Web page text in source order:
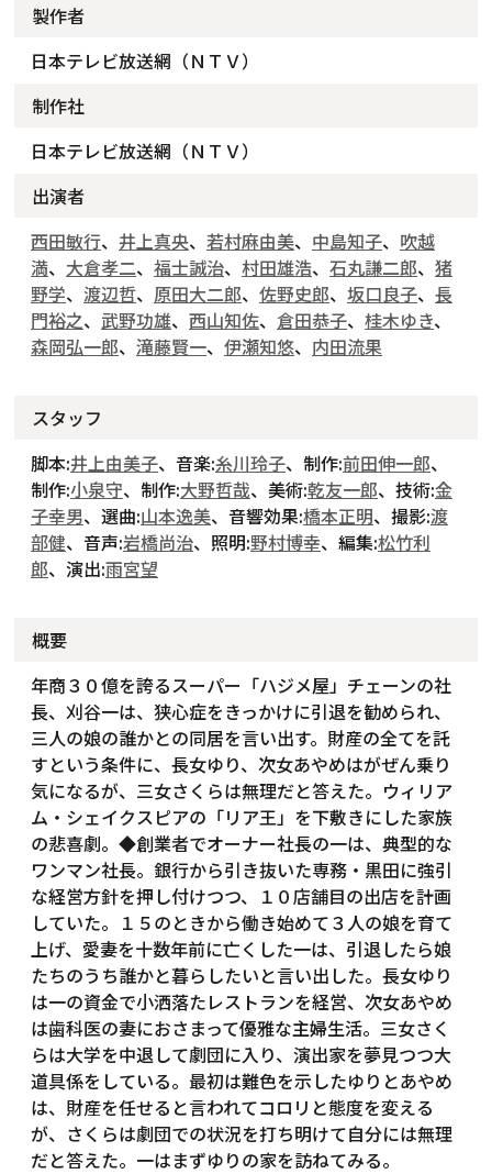
製作者
日本テレビ放送網（ＮＴＶ）
制作社
日本テレビ放送網（ＮＴＶ）
出演者
西田敏行、 井上真央、 若村麻由美、 中島知子、 吹越
満、 大倉孝二、 福士誠治、 村田雄浩、 石丸謙二郎、 猪
野学、 渡辺哲、 原田大二郎、 佐野史郎、 坂口良子、 長
門裕之、 武野功雄、 西山知佐、 倉田恭子、 桂木ゆき、
森岡弘一郎、 滝藤賢一、 伊瀬知悠、 内田流果
スタッフ
脚本:井上由美子、音楽:糸川玲子、制作:前田伸一郎、
制作:小泉守、制作:大野哲哉、美術:乾友一郎、技術:金
子幸男、選曲:山本逸美、音響効果:橋本正明、撮影:渡
部健、音声:岩橋尚治、照明:野村博幸、編集:松竹利
郎、演出:雨宮望
概要
年商３０億を誇るスーパー「ハジメ屋」チェーンの社
長、刈谷一は、狭心症をきっかけに引退を勧められ、
三人の娘の誰かとの同居を言い出す。財産の全てを託
すという条件に、長女ゆり、次女あやめはがぜん乗り
気になるが、三女さくらは無理だと答えた。ウィリア
ム・シェイクスピアの「リア王」を下敷きにした家族
の悲喜劇。◆創業者でオーナー社長の一は、典型的な
ワンマン社長。銀行から引き抜いた専務・黒田に強引
な経営方針を押し付けつつ、１０店舗目の出店を計画
していた。１５のときから働き始めて３人の娘を育て
上げ、愛妻を十数年前に亡くした一は、引退したら娘
たちのうち誰かと暮らしたいと言い出した。長女ゆり
は一の資金で小洒落たレストランを経営、次女あやめ
は歯科医の妻におさまって優雅な主婦生活。三女さく
らは大学を中退して劇団に入り、演出家を夢見つつ大
道具係をしている。最初は難色を示したゆりとあやめ
は、財産を任せると言われてコロリと態度を変える
が、さくらは劇団での状況を打ち明けて自分には無理
だと答えた。一はまずゆりの家を訪ねてみる。